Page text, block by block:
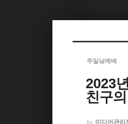
주일낮예배
2023
친구
by 미디어관리
스케치북5
스케치북5